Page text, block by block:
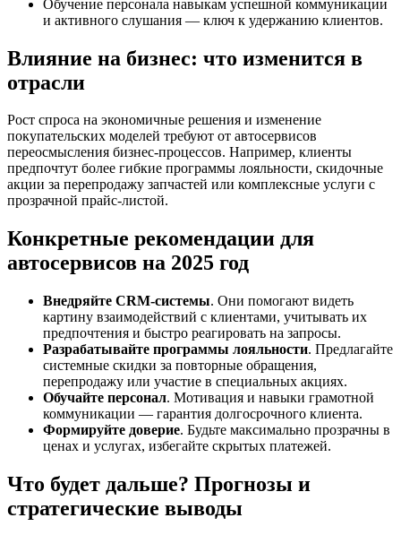
Обучение персонала навыкам успешной коммуникации
и активного слушания — ключ к удержанию клиентов.
Влияние на бизнес: что изменится в
отрасли
Рост спроса на экономичные решения и изменение
покупательских моделей требуют от автосервисов
переосмысления бизнес-процессов. Например, клиенты
предпочтут более гибкие программы лояльности, скидочные
акции за перепродажу запчастей или комплексные услуги с
прозрачной прайс-листой.
Конкретные рекомендации для
автосервисов на 2025 год
Внедряйте CRM-системы. Они помогают видеть
картину взаимодействий с клиентами, учитывать их
предпочтения и быстро реагировать на запросы.
Разрабатывайте программы лояльности. Предлагайте
системные скидки за повторные обращения,
перепродажу или участие в специальных акциях.
Обучайте персонал. Мотивация и навыки грамотной
коммуникации — гарантия долгосрочного клиента.
Формируйте доверие. Будьте максимально прозрачны в
ценах и услугах, избегайте скрытых платежей.
Что будет дальше? Прогнозы и
стратегические выводы